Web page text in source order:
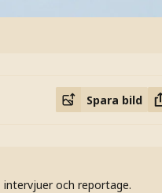
Spara bild
intervjuer och reportage.